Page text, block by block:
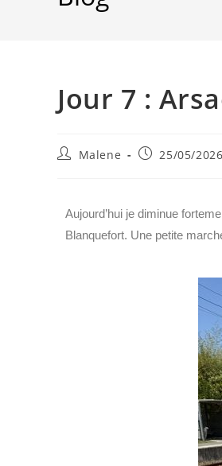
Jour 7 :
Malene 25/05/2026
Aujourd’hui je diminue
Blanquefort. Une petite